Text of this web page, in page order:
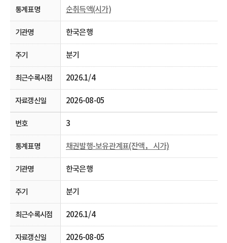
순취득액(시가)
한국은행
분기
2026.1/4
2026-08-05
3
채권발행-보유관계표(잔액， 시가)
한국은행
분기
2026.1/4
2026-08-05